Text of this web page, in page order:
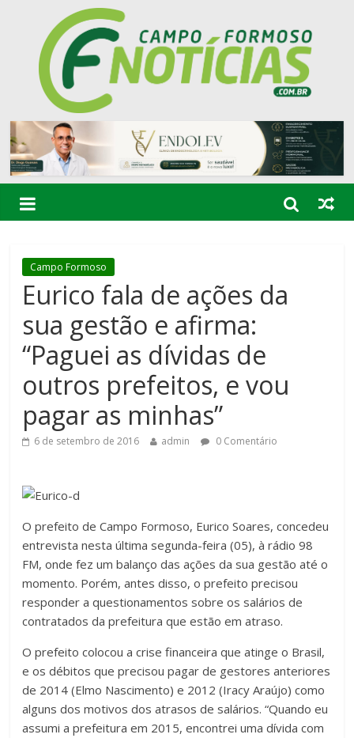
Campo Formoso
Eurico fala de ações da
sua gestão e afirma:
“Paguei as dívidas de
outros prefeitos, e vou
pagar as minhas”
6 de setembro de 2016 admin 0 Comentário
O prefeito de Campo Formoso, Eurico Soares, concedeu
entrevista nesta última segunda-feira (05), à rádio 98
FM, onde fez um balanço das ações da sua gestão até o
momento. Porém, antes disso, o prefeito precisou
responder a questionamentos sobre os salários de
contratados da prefeitura que estão em atraso.
O prefeito colocou a crise financeira que atinge o Brasil,
e os débitos que precisou pagar de gestores anteriores
de 2014 (Elmo Nascimento) e 2012 (Iracy Araújo) como
alguns dos motivos dos atrasos de salários. “Quando eu
assumi a prefeitura em 2015, encontrei uma dívida com